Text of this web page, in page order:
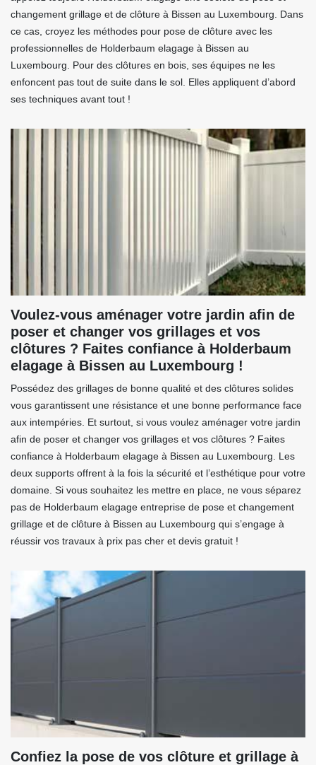
changement grillage et de clôture à Bissen au Luxembourg. Dans
ce cas, croyez les méthodes pour pose de clôture avec les
professionnelles de Holderbaum elagage à Bissen au
Luxembourg. Pour des clôtures en bois, ses équipes ne les
enfoncent pas tout de suite dans le sol. Elles appliquent d’abord
ses techniques avant tout !
Voulez-vous aménager votre jardin afin de
poser et changer vos grillages et vos
clôtures ? Faites confiance à Holderbaum
elagage à Bissen au Luxembourg !
Possédez des grillages de bonne qualité et des clôtures solides
vous garantissent une résistance et une bonne performance face
aux intempéries. Et surtout, si vous voulez aménager votre jardin
afin de poser et changer vos grillages et vos clôtures ? Faites
confiance à Holderbaum elagage à Bissen au Luxembourg. Les
deux supports offrent à la fois la sécurité et l’esthétique pour votre
domaine. Si vous souhaitez les mettre en place, ne vous séparez
pas de Holderbaum elagage entreprise de pose et changement
grillage et de clôture à Bissen au Luxembourg qui s’engage à
réussir vos travaux à prix pas cher et devis gratuit !
Confiez la pose de vos clôture et grillage à